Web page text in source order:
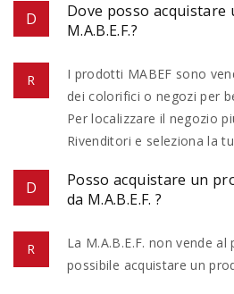
Dove posso
M.A.B.E.F.?
I prodotti MABEF sono
dei colorifici o negozi per
Per localizzare il negozio
Rivenditori e seleziona la
Posso acquistare un
da M.A.B.E.F. ?
La M.A.B.E.F. non vende
possibile acquistare un